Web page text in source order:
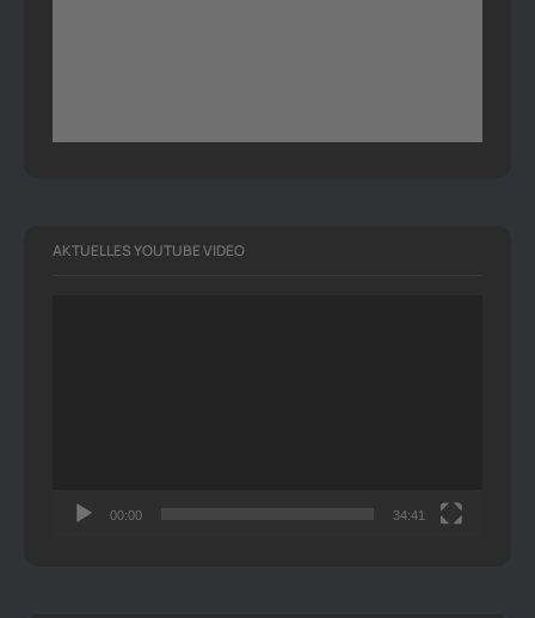
AKTUELLES YOUTUBE VIDEO
00:00 34:41